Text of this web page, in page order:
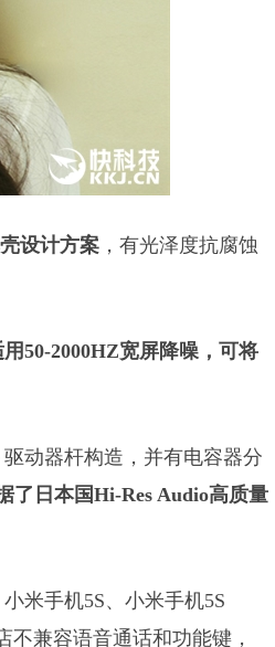
设计方案 ，有光泽度抗腐蚀
50-2000HZ宽屏降噪，可将
驱动器杆构造，并有电容器分
了日本国Hi-Res Audio高质量
米手机5S、小米手机5S
不兼容语音通话和功能键，